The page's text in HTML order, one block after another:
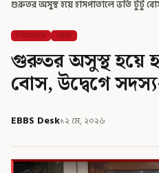
গুরুতর অসুস্থ হয়ে হাসপাতালে ভর্তি টুটু
শিরোনাম খেলা
গুরুতর অসুস্থ হয়ে
বোস, উদ্বেগে
EBBS Desk১২ মে, ২০২৬